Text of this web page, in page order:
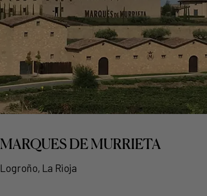
MARQUES DE MURRIETA
Logroño, La Rioja